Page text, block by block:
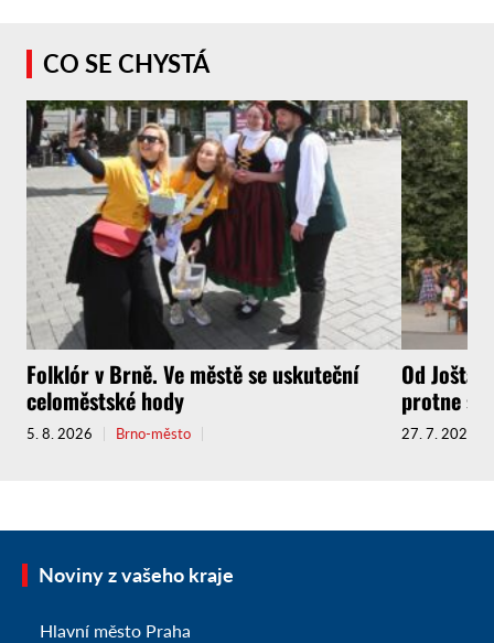
CO SE CHYSTÁ
Folklór v Brně. Ve městě se uskuteční
celoměstské hody
5. 8. 2026 Brno-město
Od Jošta
protne
27. 7. 2026
Noviny z vašeho kraje
Hlavní město Praha